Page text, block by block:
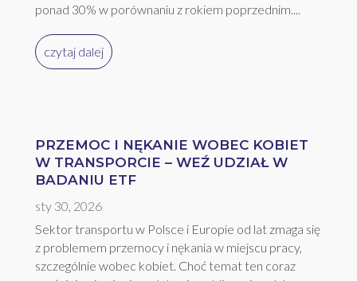
ponad 30% w porównaniu z rokiem poprzednim....
czytaj dalej
PRZEMOC I NĘKANIE WOBEC KOBIET
W TRANSPORCIE – WEŹ UDZIAŁ W
BADANIU ETF
sty 30, 2026
Sektor transportu w Polsce i Europie od lat zmaga się
z problemem przemocy i nękania w miejscu pracy,
szczególnie wobec kobiet. Choć temat ten coraz